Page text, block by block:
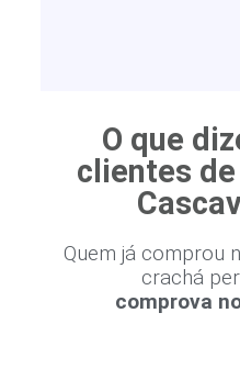
O que
clientes
Quem já comprou
crachá
comprova